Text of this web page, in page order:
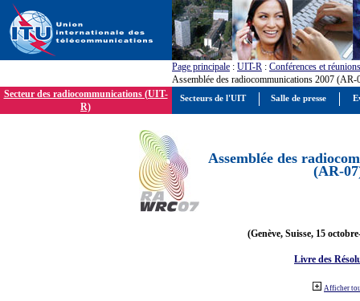
Page principale : UIT-R : Conférences et réunions
Assemblée des radiocommunications 2007 (AR-
Secteur des radiocommunications (UIT-
R)
Assemblée des
(AR-
(Genève, Suisse, 15
Livre des
Afficher
Secteurs de l'UIT Salle de presse